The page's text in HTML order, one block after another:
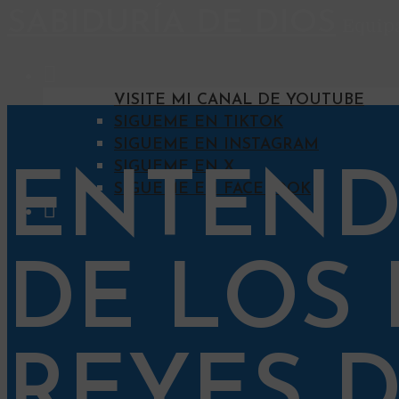
VISITE MI CANAL DE YOUTUBE
SIGUEME EN TIKTOK
SIGUEME EN INSTAGRAM
SIGUEME EN X
SIGUEME EN FACEBOOK
DE LOS